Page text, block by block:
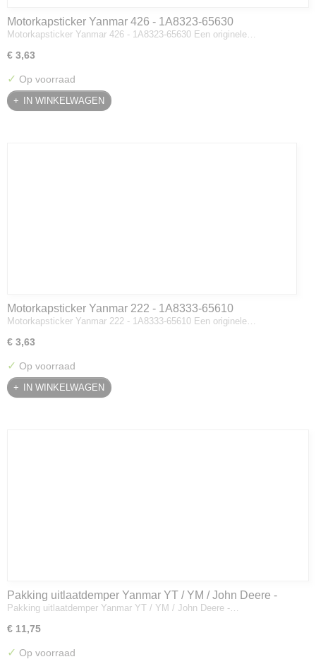
Motorkapsticker Yanmar 426 - 1A8323-65630
Motorkapsticker Yanmar 426 - 1A8323-65630 Een originele…
€ 3,63
✓ Op voorraad
IN WINKELWAGEN
Motorkapsticker Yanmar 222 - 1A8333-65610
Motorkapsticker Yanmar 222 - 1A8333-65610 Een originele…
€ 3,63
✓ Op voorraad
IN WINKELWAGEN
Pakking uitlaatdemper Yanmar YT / YM / John Deere -
128300-13230
Pakking uitlaatdemper Yanmar YT / YM / John Deere -…
€ 11,75
✓ Op voorraad